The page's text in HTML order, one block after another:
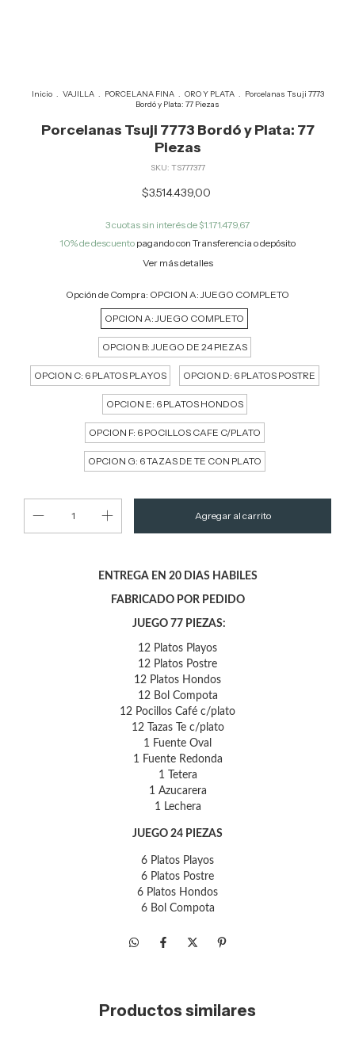
Inicio . VAJILLA . PORCELANA FINA . ORO Y PLATA . Porcelanas Tsuji 7773
Bordó y Plata: 77 Piezas
Porcelanas Tsuji 7773 Bordó y Plata: 77
Piezas
SKU: TS777377
$3.514.439,00
3cuotas sin interés de $1.171.479,67
10% de descuento pagando con Transferencia o depósito
Ver más detalles
Opción de Compra: OPCION A: JUEGO COMPLETO
OPCION A: JUEGO COMPLETO
OPCION B: JUEGO DE 24 PIEZAS
OPCION C: 6 PLATOS PLAYOS OPCION D: 6 PLATOS POSTRE
OPCION E: 6 PLATOS HONDOS
OPCION F: 6 POCILLOS CAFE C/PLATO
OPCION G: 6 TAZAS DE TE CON PLATO
ENTREGA EN 20 DIAS HABILES
FABRICADO POR PEDIDO
JUEGO 77 PIEZAS:
12 Platos Playos
12 Platos Postre
12 Platos Hondos
12 Bol Compota
12 Pocillos Café c/plato
12 Tazas Te c/plato
1 Fuente Oval
1 Fuente Redonda
1 Tetera
1 Azucarera
1 Lechera
JUEGO 24 PIEZAS
6 Platos Playos
6 Platos Postre
6 Platos Hondos
6 Bol Compota
Productos similares